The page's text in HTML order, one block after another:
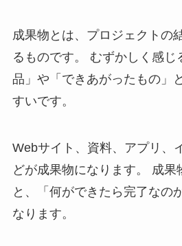
成果物とは、プロジェクトの
るものです。 むずかしく感じ
品」や「できあがったもの」
すいです。
Webサイト、資料、アプリ、
どが成果物になります。 成果
と、「何ができたら完了なの
なります。